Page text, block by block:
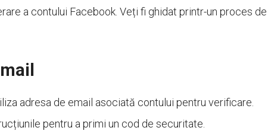
a contului Facebook. Veți fi ghidat printr-un proces de
adresa de email asociată contului pentru verificare.
pentru a primi un cod de securitate.